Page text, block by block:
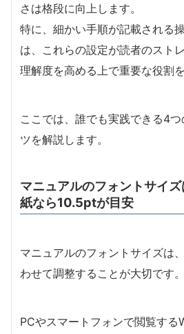
さは格段に向上します。
特に、細かい手順が記載される
は、これらの設定が読者のスト
理解度を高める上で重要な役割
ここでは、誰でも実践できる4
ツを解説します。
マニュアルのフォントサイズ
紙なら10.5ptが目安
マニュアルのフォントサイズは
わせて調整することが大切です。
PCやスマートフォンで閲覧する